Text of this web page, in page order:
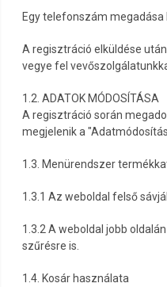
Egy telefonszám
A regisztráció elküldése
vegye fel
1.2. ADATOK MÓDOSÍTÁSA
A regisztráció során
megjelenik a
1.3. Menürendszer
1.3.1 Az weboldal felső
1.3.2 A weboldal jobb
szűrésre is.
1.4. Kosár használata